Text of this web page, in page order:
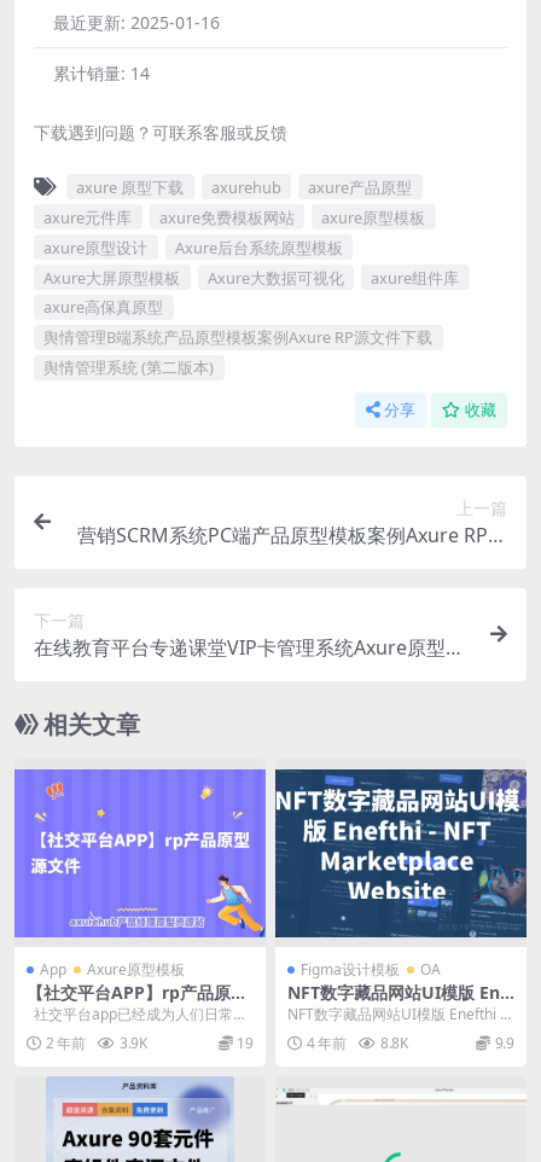
最近更新: 2025-01-16
累计销量: 14
下载遇到问题？可联系客服或反馈
axure 原型下载 axurehub
axure产品原型
axure元件库
axure免费模板网站
axure原型模板
axure原型设计
Axure后台系统原型模板
Axure大屏原型模板
Axure大数据可视化
axure组件库
axure高保真原型
舆情管理B端系统产品原型模板案例Axure RP源文件下载
舆情管理系统 (第二版本)
分享 收藏
上一篇
营销SCRM系统PC端产品原型模板案例Axure RP源
下一篇
在线教育平台专递课堂VIP卡管理系统Axure原型模
相关文章
App Axure原型模板
【社交平台APP】rp产品原型
源文件
社交平台app已经成为人们日常生
活中不可或缺的一部分。随着智能
手机...2 年前 3.9K 19
Figma设计模板 OA
NFT数字藏品网站UI模版 Ene
fthi – NFT Marketplace We
NFT数字藏品网站UI模版 Enefthi –
NFT Market...
4 年前 8.8K 9.9